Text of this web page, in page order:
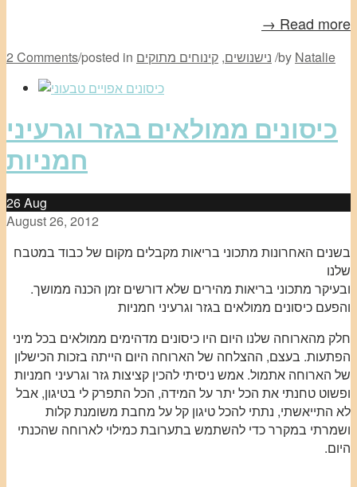
Read more →
2 Comments/posted in נישנושים, קינוחים מתוקים /by Natalie
כיסונים ממולאים בגזר וגרעיני
חמניות
26Aug
August 26, 2012
בשנים האחרונות מתכוני בריאות מקבלים מקום של כבוד במטבח
שלנו
ובעיקר מתכוני בריאות מהירים שלא דורשים זמן הכנה ממושך.
והפעם כיסונים ממולאים בגזר וגרעיני חמניות
חלק מהארוחה שלנו היום היו כיסונים מדהימים ממולאים בכל מיני
הפתעות. בעצם, ההצלחה של הארוחה היום הייתה בזכות הכישלון
של הארוחה אתמול. אמש ניסיתי להכין קציצות גזר וגרעיני חמניות
ופשוט טחנתי את הכל יתר על המידה, הכל התפרק לי בטיגון, אבל
לא התייאשתי, נתתי להכל טיגון קל על מחבת משומנת קלות
ושמרתי במקרר כדי להשתמש בתערובת כמילוי לארוחה שהכנתי
היום.